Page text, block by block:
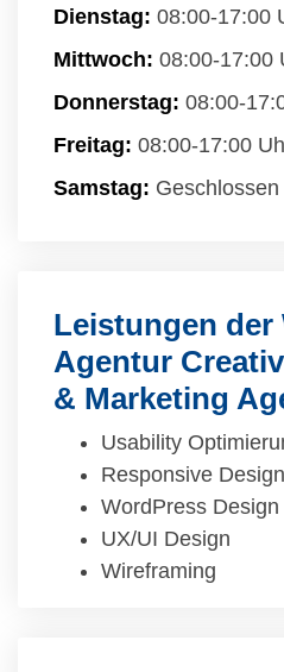
Dienstag: 08:00-17:00
Mittwoch: 08:00-17:00
Donnerstag: 08:00-
Freitag: 08:00-17:00
Samstag: Geschlossen
Leistungen der
Agentur
& Marketing
Usability
Responsive Design
WordPress Design
UX/UI Design
Wireframing